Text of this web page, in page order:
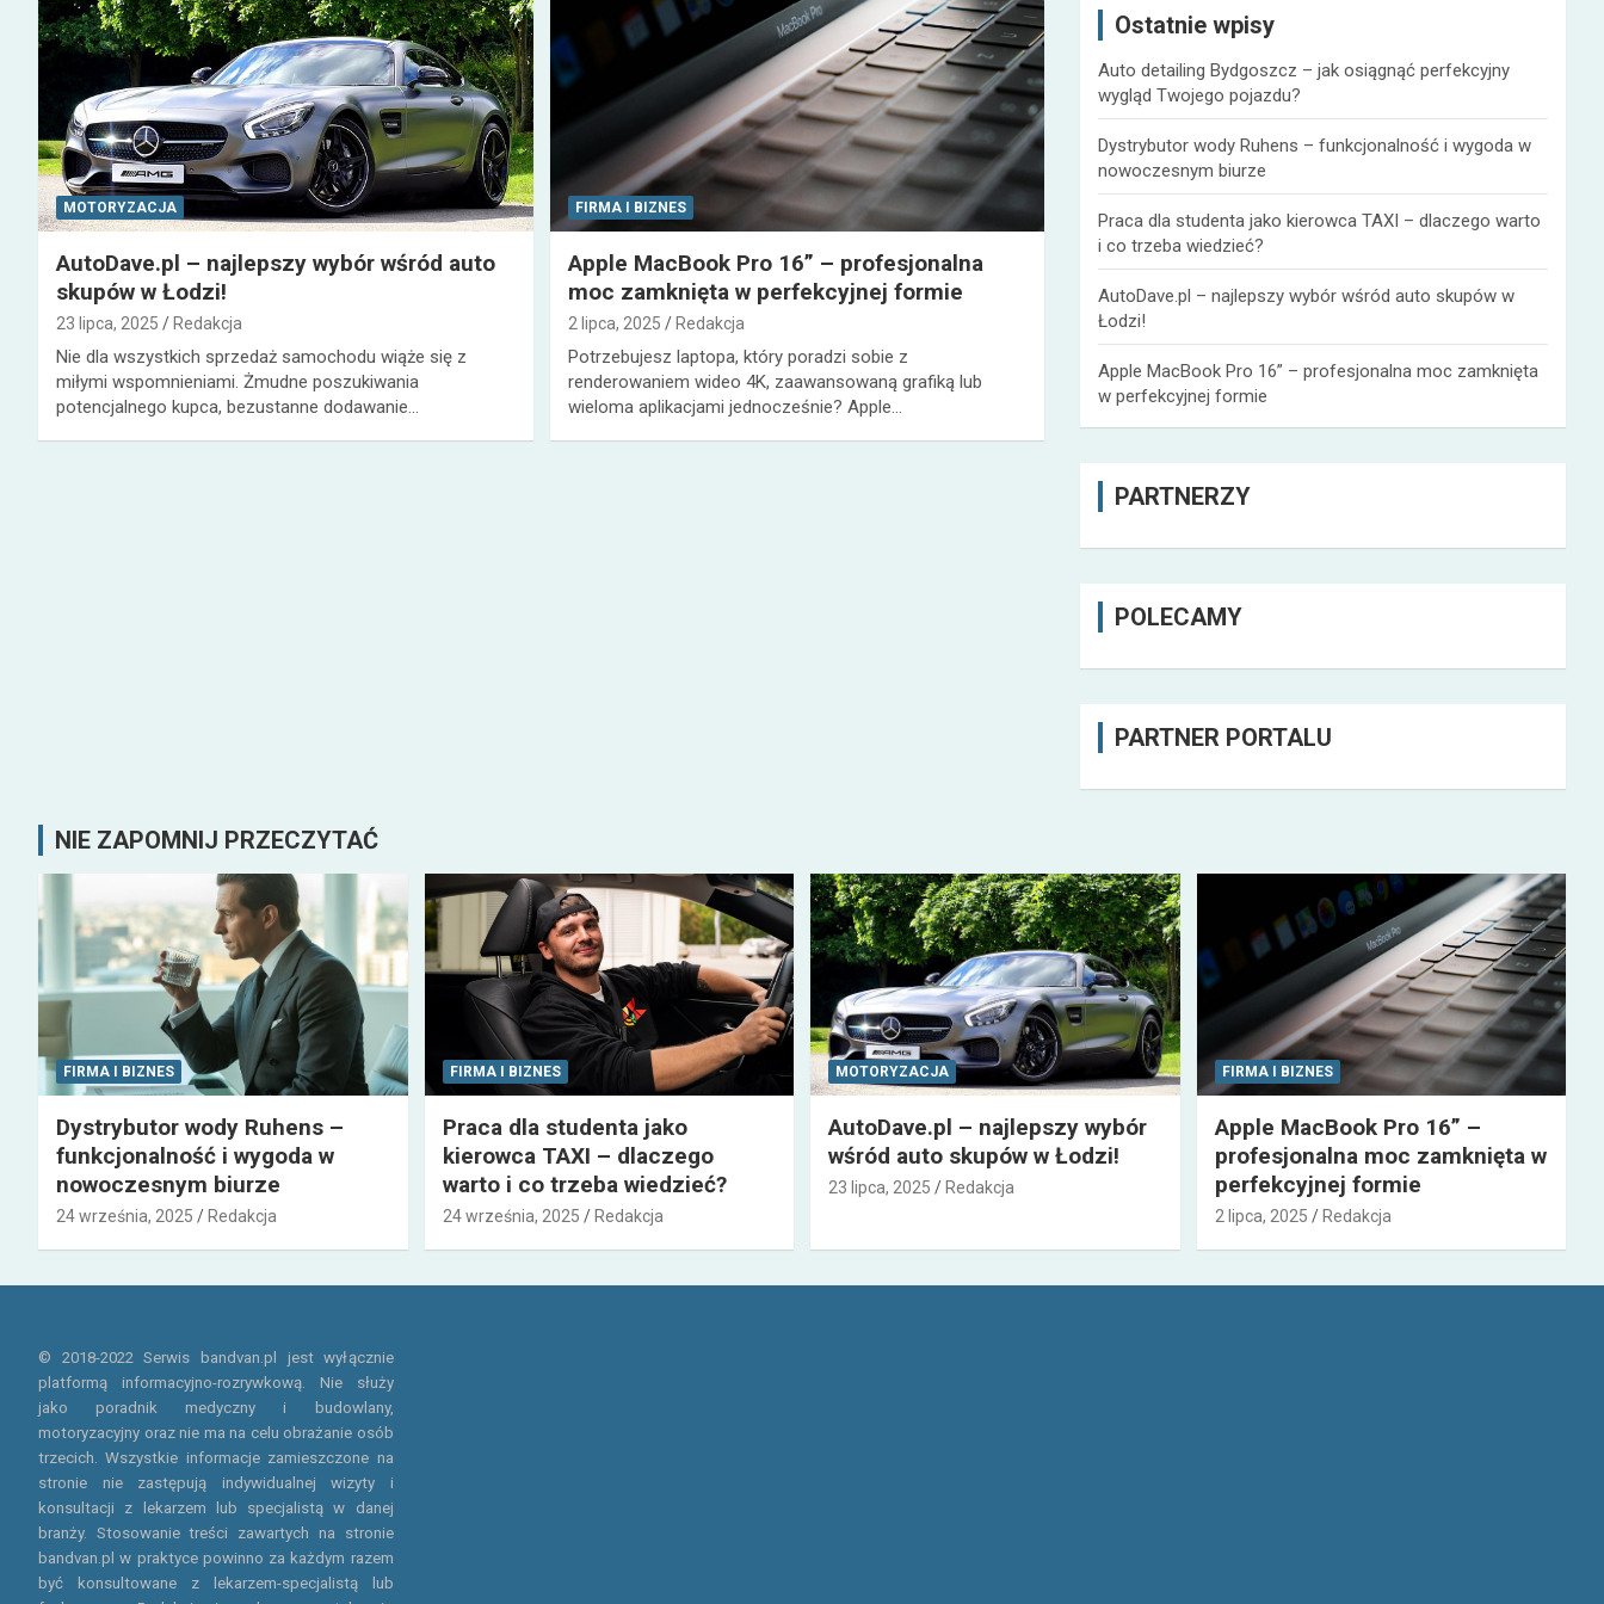
MOTORYZACJA
AutoDave.pl – najlepszy wybór wśród auto
skupów w Łodzi!
23 lipca, 2025 Redakcja
Nie dla wszystkich sprzedaż samochodu wiąże się z
miłymi wspomnieniami. Żmudne poszukiwania
potencjalnego kupca, bezustanne dodawanie…
FIRMA I BIZNES
Apple MacBook Pro 16” – profesjonalna
moc zamknięta w perfekcyjnej formie
2 lipca, 2025 Redakcja
Potrzebujesz laptopa, który poradzi sobie z
renderowaniem wideo 4K, zaawansowaną grafiką lub
wieloma aplikacjami jednocześnie? Apple…
Ostatnie wpisy
Auto detailing Bydgoszcz – jak osiągnąć perfekcyjny
wygląd Twojego pojazdu?
Dystrybutor wody Ruhens – funkcjonalność i wygoda w
nowoczesnym biurze
Praca dla studenta jako kierowca TAXI – dlaczego warto
i co trzeba wiedzieć?
AutoDave.pl – najlepszy wybór wśród auto skupów w
Łodzi!
Apple MacBook Pro 16” – profesjonalna moc zamknięta
w perfekcyjnej formie
PARTNERZY
POLECAMY
PARTNER PORTALU
NIE ZAPOMNIJ PRZECZYTAĆ
FIRMA I BIZNES
Dystrybutor wody Ruhens –
funkcjonalność i wygoda w
nowoczesnym biurze
24 września, 2025 Redakcja
FIRMA I BIZNES
Praca dla studenta jako
kierowca TAXI – dlaczego
warto i co trzeba wiedzieć?
24 września, 2025 Redakcja
MOTORYZACJA
AutoDave.pl – najlepszy wybór
wśród auto skupów w Łodzi!
23 lipca, 2025 Redakcja
FIRMA I BIZNES
Apple MacBook Pro 16” –
profesjonalna moc zamknięta w
perfekcyjnej formie
2 lipca, 2025 Redakcja
© 2018-2022 Serwis bandvan.pl jest wyłącznie
platformą informacyjno-rozrywkową. Nie służy
jako poradnik medyczny i budowlany,
motoryzacyjny oraz nie ma na celu obrażanie osób
trzecich. Wszystkie informacje zamieszczone na
stronie nie zastępują indywidualnej wizyty i
konsultacji z lekarzem lub specjalistą w danej
branży. Stosowanie treści zawartych na stronie
bandvan.pl w praktyce powinno za każdym razem
być konsultowane z lekarzem-specjalistą lub